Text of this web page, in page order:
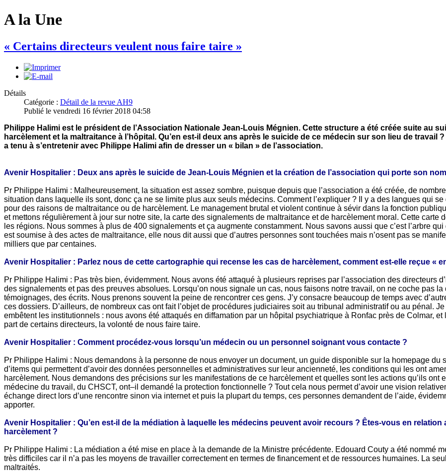
A la Une
« Certains directeurs veulent nous faire taire »
Détails
Catégorie : Détail de la revue AH9
Publié le vendredi 16 février 2018 04:58
Philippe Halimi est le président de l’Association Nationale Jean-Louis Mégnien. Cette structure a été créée suite au
harcèlement et la maltraitance à l’hôpital. Qu’en est-il deux ans après le suicide de ce médecin sur son lieu de
a tenu à s’entretenir avec Philippe Halimi afin de dresser un « bilan » de l’association.
Avenir Hospitalier : Deux ans après le suicide de Jean-Louis Mégnien et la création de l’association qui porte son
Pr Philippe Halimi : Malheureusement, la situation est assez sombre, puisque depuis que l’association a été créée, de
situation dans laquelle ils sont, donc ça ne se limite plus aux seuls médecins. Comment l’expliquer ? Il y a des langues qui
pour des raisons de maltraitance ou de harcèlement. Le management brutal et violent continue à sévir dans la fonction
et mettons régulièrement à jour sur notre site, la carte des signalements de maltraitance et de harcèlement moral. Cette carte
les régions. Nous sommes à plus de 400 signalements et ça augmente constamment. Nous savons aussi que c’est l’arbre
est soumise à des actes de maltraitance, elle nous dit aussi que d’autres personnes sont touchées mais n’osent pas se
milliers que par centaines.
Avenir Hospitalier : Parlez nous de cette cartographie qui recense les cas de harcèlement, comment est-elle reçue «
Pr Philippe Halimi : Pas très bien, évidemment. Nous avons été attaqué à plusieurs reprises par l’association des directeurs
des signalements et pas des preuves absolues. Lorsqu’on nous signale un cas, nous faisons notre travail, on ne coche pas
témoignages, des écrits. Nous prenons souvent la peine de rencontrer ces gens. J’y consacre beaucoup de temps avec
ces dossiers. D’ailleurs, de nombreux cas ont fait l’objet de procédures judiciaires soit au tribunal administratif ou au pénal.
embêtent les institutionnels : nous avons été attaqués en diffamation par un hôpital psychiatrique à Ronfac près de Colmar,
part de certains directeurs, la volonté de nous faire taire.
Avenir Hospitalier : Comment procédez-vous lorsqu’un médecin ou un personnel soignant vous contacte ?
Pr Philippe Halimi : Nous demandons à la personne de nous envoyer un document, un guide disponible sur la homepage du
d’items qui permettent d’avoir des données personnelles et administratives sur leur ancienneté, les conditions qui les ont
harcèlement. Nous demandons des précisions sur les manifestations de ce harcèlement et quelles sont les actions qu’ils
médecine du travail, du CHSCT, ont–il demandé la protection fonctionnelle ? Tout cela nous permet d’avoir une vision
échange direct lors d’une rencontre sinon via internet et puis la plupart du temps, ces personnes demandent de l’aide,
apporter.
Avenir Hospitalier : Qu’en est-il de la médiation à laquelle les médecins peuvent avoir recours ? Êtes-vous en
harcèlement ?
Pr Philippe Halimi : La médiation a été mise en place à la demande de la Ministre précédente. Edouard Couty a été nommé
très difficiles car il n’a pas les moyens de travailler correctement en termes de financement et de ressources humaines. La
maltraités.